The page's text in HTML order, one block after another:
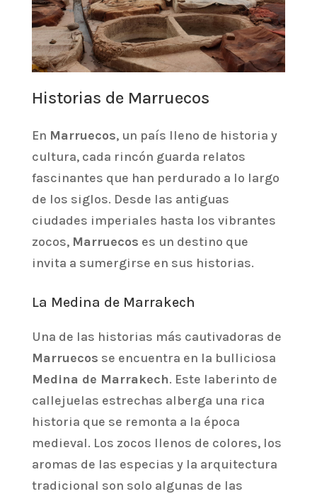
Historias de Marruecos
En Marruecos, un país lleno de historia y
cultura, cada rincón guarda relatos
fascinantes que han perdurado a lo largo
de los siglos. Desde las antiguas
ciudades imperiales hasta los vibrantes
zocos, Marruecos es un destino que
invita a sumergirse en sus historias.
La Medina de Marrakech
Una de las historias más cautivadoras de
Marruecos se encuentra en la bulliciosa
Medina de Marrakech. Este laberinto de
callejuelas estrechas alberga una rica
historia que se remonta a la época
medieval. Los zocos llenos de colores, los
aromas de las especias y la arquitectura
tradicional son solo algunas de las